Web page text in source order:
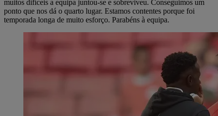
muitos difíceis a equipa juntou-se e sobreviveu. Conseguimos um
ponto que nos dá o quarto lugar. Estamos contentes porque foi
temporada longa de muito esforço. Parabéns à equipa.